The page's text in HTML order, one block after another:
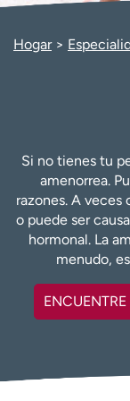
Ready. Set. CO.
Empleados
ú
d
Hogar
Si no tienes tu
amenorrea.
razones. A veces
o puede ser
hormonal. La
menudo,